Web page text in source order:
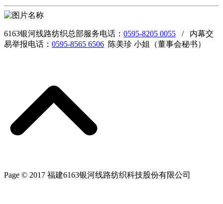
6163银河线路纺织总部服务电话： 0595-8205 0055 / 内幕交
易举报电话： 0595-8565 6506 陈美珍 小姐（董事会秘书）
Page © 2017 福建6163银河线路纺织科技股份有限公司